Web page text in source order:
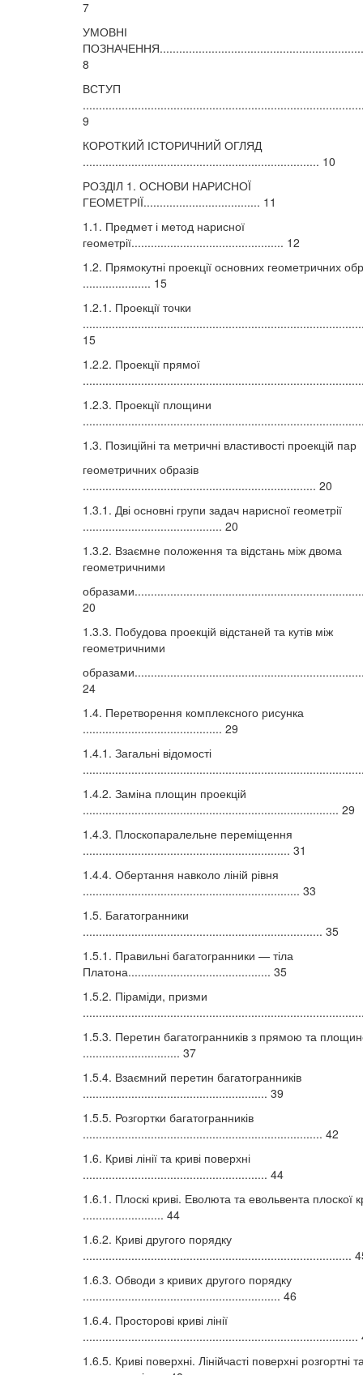
7
УМОВНІ
8
ВСТУП
9
КОРОТКИЙ ІСТОРИЧНИЙ ОГЛЯД
......................................................................... 10
РОЗДІЛ 1. ОСНОВИ НАРИСНОЇ
ГЕОМЕТРІЇ.................................... 11
1.1. Предмет і метод нарисної
геометрії............................................... 12
1.2. Прямокутні проекції основних геометричних
..................... 15
1.2.1. Проекції точки
15
1.2.2. Проекції прямої
1.2.3. Проекції площини
1.3. Позиційні та метричні властивості проекцій пар
геометричних образів
........................................................................ 20
1.3.1. Дві основні групи задач нарисної геометрії
........................................... 20
1.3.2. Взаємне положення та відстань між двома
геометричними
20
1.3.3. Побудова проекцій відстаней та кутів між
геометричними
24
1.4. Перетворення комплексного рисунка
........................................... 29
1.4.1. Загальні відомості
1.4.2. Заміна площин проекцій
............................................................................... 29
1.4.3. Плоскопаралельне переміщення
................................................................ 31
1.4.4. Обертання навколо ліній рівня
................................................................... 33
1.5. Багатогранники
.......................................................................... 35
1.5.1. Правильні багатогранники — тіла
Платона............................................ 35
1.5.2. Піраміди, призми
1.5.3. Перетин багатогранників з прямою та
.............................. 37
1.5.4. Взаємний перетин багатогранників
......................................................... 39
1.5.5. Розгортки багатогранників
.......................................................................... 42
1.6. Криві лінії та криві поверхні
......................................................... 44
1.6.1. Плоскі криві. Еволюта та евольвента плоскої
......................... 44
1.6.2. Криві другого порядку
...................................................................................
1.6.3. Обводи з кривих другого порядку
............................................................. 46
1.6.4. Просторові криві лінії
.....................................................................................
1.6.5. Криві поверхні. Лінійчасті поверхні розгортні